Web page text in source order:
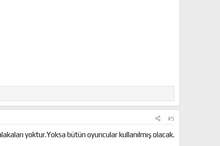
#5
yoktur.Yoksa bütün oyuncular kullanılmış olacak.